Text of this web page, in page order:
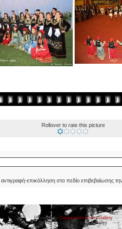
Rollover to rate this picture
αντιγραφή-επικόλληση στο πεδίο
Powered by Coppermine Photo Gallery
Ported to cpg 1.5.x by Jeff Bailey